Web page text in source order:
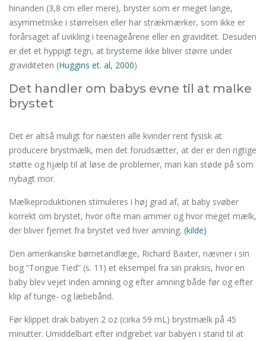
hinanden (3,8 cm eller mere), bryster som er meget lange,
asymmetriske i størrelsen eller har strækmærker, som ikke er
forårsaget af uvikling i teenageårene eller en graviditet. Desuden
er det et hyppigt tegn, at brysterne ikke bliver større under
graviditeten (Huggins et. al, 2000)
Det handler om babys evne til at malke
brystet
Det er altså muligt for næsten alle kvinder rent fysisk at
producere brystmælk, men det forudsætter, at der er den rigtige
støtte og hjælp til at løse de problemer, man kan støde på som
nybagt mor.
Mælkeproduktionen stimuleres i høj grad af, at baby svøber
korrekt om brystet, hvor ofte man ammer og hvor meget mælk,
der bliver fjernet fra brystet ved hver amning. (kilde)
Den amerikanske børnetandlæge, Richard Baxter, nævner i sin
bog “Tongue Tied” (s. 11) et eksempel fra sin praksis, hvor en
baby blev vejet inden amning og efter amning både før og efter
klip af tunge- og læbebånd.
Før klippet drak babyen 2 oz (cirka 59 mL) brystmælk på 45
minutter. Umiddelbart efter indgrebet var babyen i stand til at